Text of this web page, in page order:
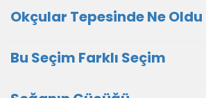
Okçular Tepesinde Ne Oldu
Bu Seçim Farklı Seçim